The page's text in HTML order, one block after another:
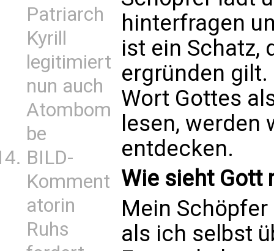
Patriarch
Kyrill
legitimiert
nun auch
Atombom
be
BILD-
Komment
atorin
Ruhs
hinterfragen
ist ein Schatz,
ergründen
Wort Gottes
lesen, werden
entdecken.
Wie sieht Gott
Mein
als ich selbst